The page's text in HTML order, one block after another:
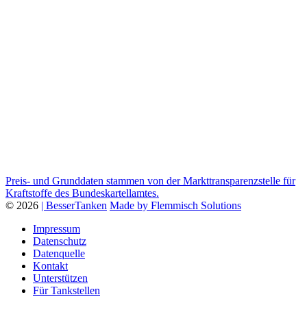
Preis- und Grunddaten stammen von der Markttransparenzstelle für
Kraftstoffe des Bundeskartellamtes.
© 2026 | BesserTanken Made by Flemmisch Solutions
Impressum
Datenschutz
Datenquelle
Kontakt
Unterstützen
Für Tankstellen